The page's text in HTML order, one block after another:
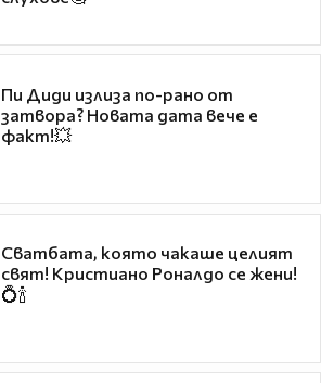
Пи Диди излиза по-рано от
затвора? Новата дата вече е
факт!💥
Сватбата, която чакаше целият
свят! Кристиано Роналдо се жени!
💍🍾